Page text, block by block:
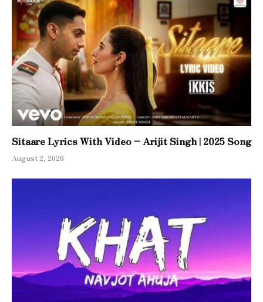
Sitaare Lyrics With Video – Arijit Singh | 2025 Song
August 2, 2026